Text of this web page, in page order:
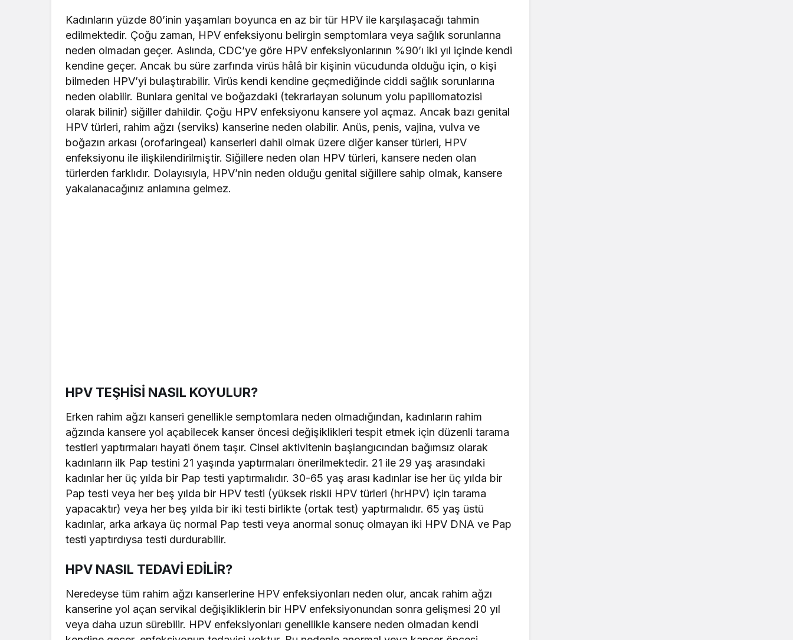
Kadınların yüzde 80’inin yaşamları boyunca en az bir tür HPV ile karşılaşacağı tahmin
edilmektedir. Çoğu zaman, HPV enfeksiyonu belirgin semptomlara veya sağlık sorunlarına
neden olmadan geçer. Aslında, CDC’ye göre HPV enfeksiyonlarının %90’ı iki yıl içinde kendi
kendine geçer. Ancak bu süre zarfında virüs hâlâ bir kişinin vücudunda olduğu için, o kişi
bilmeden HPV’yi bulaştırabilir. Virüs kendi kendine geçmediğinde ciddi sağlık sorunlarına
neden olabilir. Bunlara genital ve boğazdaki (tekrarlayan solunum yolu papillomatozisi
olarak bilinir) siğiller dahildir. Çoğu HPV enfeksiyonu kansere yol açmaz. Ancak bazı genital
HPV türleri, rahim ağzı (serviks) kanserine neden olabilir. Anüs, penis, vajina, vulva ve
boğazın arkası (orofaringeal) kanserleri dahil olmak üzere diğer kanser türleri, HPV
enfeksiyonu ile ilişkilendirilmiştir. Siğillere neden olan HPV türleri, kansere neden olan
türlerden farklıdır. Dolayısıyla, HPV’nin neden olduğu genital siğillere sahip olmak, kansere
yakalanacağınız anlamına gelmez.
HPV TEŞHİSİ NASIL KOYULUR?
Erken rahim ağzı kanseri genellikle semptomlara neden olmadığından, kadınların rahim
ağzında kansere yol açabilecek kanser öncesi değişiklikleri tespit etmek için düzenli tarama
testleri yaptırmaları hayati önem taşır. Cinsel aktivitenin başlangıcından bağımsız olarak
kadınların ilk Pap testini 21 yaşında yaptırmaları önerilmektedir. 21 ile 29 yaş arasındaki
kadınlar her üç yılda bir Pap testi yaptırmalıdır. 30-65 yaş arası kadınlar ise her üç yılda bir
Pap testi veya her beş yılda bir HPV testi (yüksek riskli HPV türleri (hrHPV) için tarama
yapacaktır) veya her beş yılda bir iki testi birlikte (ortak test) yaptırmalıdır. 65 yaş üstü
kadınlar, arka arkaya üç normal Pap testi veya anormal sonuç olmayan iki HPV DNA ve Pap
testi yaptırdıysa testi durdurabilir.
HPV NASIL TEDAVİ EDİLİR?
Neredeyse tüm rahim ağzı kanserlerine HPV enfeksiyonları neden olur, ancak rahim ağzı
kanserine yol açan servikal değişikliklerin bir HPV enfeksiyonundan sonra gelişmesi 20 yıl
veya daha uzun sürebilir. HPV enfeksiyonları genellikle kansere neden olmadan kendi